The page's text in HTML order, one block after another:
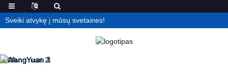
Sveiki atvykę į mūsų svetaines!